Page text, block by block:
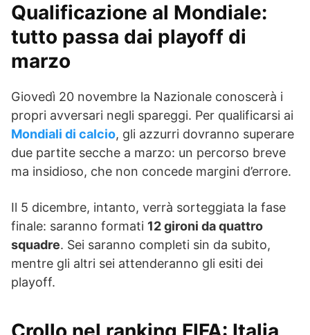
Qualificazione al Mondiale:
tutto passa dai playoff di
marzo
Giovedì 20 novembre la Nazionale conoscerà i
propri avversari negli spareggi. Per qualificarsi ai
Mondiali di calcio, gli azzurri dovranno superare
due partite secche a marzo: un percorso breve
ma insidioso, che non concede margini d’errore.
Il 5 dicembre, intanto, verrà sorteggiata la fase
finale: saranno formati 12 gironi da quattro
squadre. Sei saranno completi sin da subito,
mentre gli altri sei attenderanno gli esiti dei
playoff.